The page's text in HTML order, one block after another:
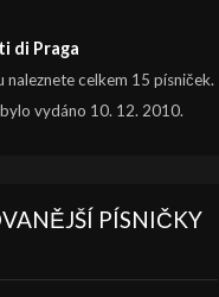
di Praga
naleznete celkem 15 písniček.
vydáno 10. 12. 2010.
PÍSNIČKY